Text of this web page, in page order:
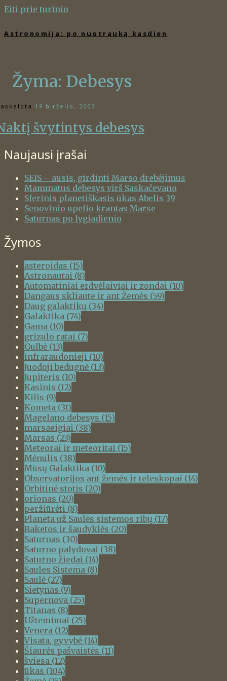
Eiti prie turinio
Astronomija: po nuotrauką kasdien
Žyma: Debesys
19 birželio, 2003
švytintys debesys
Naujausi įrašai
SEIS – ausis, girdinti Marso drebėjimus
Mammatus debesys virš Saskačevano
Sferinis planetiškasis ūkas Abelis 39
Senovinio upelio krantas Marse
Saturnas po lygiadienio
Žymos
asteroidas (15)
Astronautai (8)
Automatiniai erdvėlaiviai ir zondai (10)
Dangaus skliaute ir ant Žemės (59)
Daug galaktikų (34)
Galaktika (74)
Gama (10)
grizulo ratai (7)
Gulbė (13)
infraraudonieji (10)
Juodoji bedugnė (13)
Jupiteris (10)
Kasinis (12)
Kilis (9)
Kometa (31)
Magelano debesys (15)
marsaeigiai (38)
Marsas (23)
Meteorai ir meteoritai (15)
Mėnulis (38)
Mūsų Galaktika (10)
Observatorijos ant žemės ir teleskopai (14)
Orbitinė stotis (20)
orionas (20)
peržiūrėti (8)
Planeta už Saulės sistemos ribų (17)
Raketos ir šaudyklės (20)
Saturnas (30)
Saturno palydovai (38)
Saturno žiedai (14)
Saules Sistema (8)
Saulė (27)
Sietynas (9)
Supernova (25)
Titanas (8)
Užtemimai (25)
Venera (12)
Visata, gyvybė (14)
Šiaurės pašvaistės (11)
šviesa (12)
ūkas (104)